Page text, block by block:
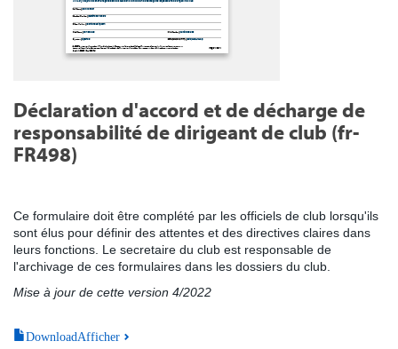
Déclaration d'accord et de décharge de
responsabilité de dirigeant de club (fr-
FR498)
Ce formulaire doit être complété par les officiels de club lorsqu'ils
sont élus pour définir des attentes et des directives claires dans
leurs fonctions. Le secretaire du club est responsable de
l'archivage de ces formulaires dans les dossiers du club.
Mise à jour de cette version 4/2022
DownloadAfficher